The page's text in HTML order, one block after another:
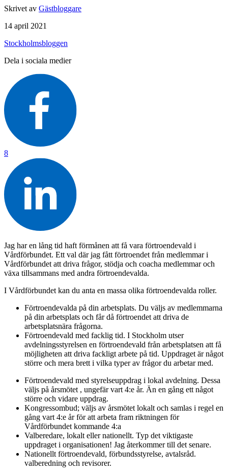
Skrivet av Gästbloggare
14 april 2021
Stockholmsbloggen
Dela i sociala medier
8
Jag har en lång tid haft förmånen att få vara förtroendevald i
Vårdförbundet. Ett val där jag fått förtroendet från medlemmar i
Vårdförbundet att driva frågor, stödja och coacha medlemmar och
växa tillsammans med andra förtroendevalda.
I Vårdförbundet kan du anta en massa olika förtroendevalda roller.
Förtroendevalda på din arbetsplats. Du väljs av medlemmarna
på din arbetsplats och får då förtroendet att driva de
arbetsplatsnära frågorna.
Förtroendevald med facklig tid. I Stockholm utser
avdelningsstyrelsen en förtroendevald från arbetsplatsen att få
möjligheten att driva fackligt arbete på tid. Uppdraget är något
större och mera brett i vilka typer av frågor du arbetar med.
Förtroendevald med styrelseuppdrag i lokal avdelning. Dessa
väljs på årsmötet , ungefär vart 4:e år. Än en gång ett något
större och vidare uppdrag.
Kongressombud; väljs av årsmötet lokalt och samlas i regel en
gång vart 4:e år för att arbeta fram riktningen för
Vårdförbundet kommande 4:a
Valberedare, lokalt eller nationellt. Typ det viktigaste
uppdraget i organisationen! Jag återkommer till det senare.
Nationellt förtroendevald, förbundsstyrelse, avtalsråd.
valberedning och revisorer.